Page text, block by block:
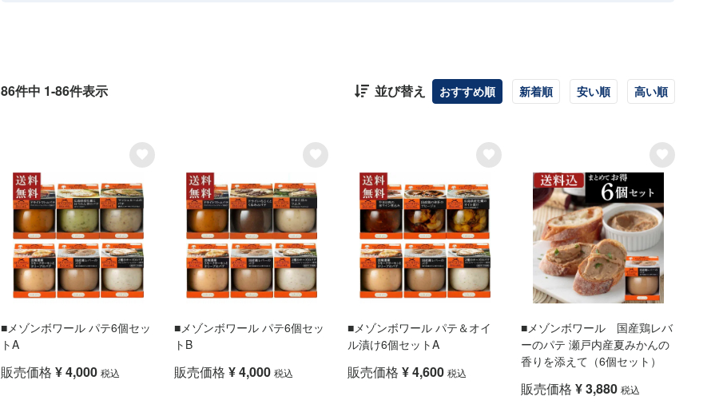
並び替え おすすめ順 新着順 安い順 高い順
86件中 1-86件表示
■メゾンボワール パテ6個セッ
トA
販売価格 ¥4,000 税込
■メゾンボワール パテ6個セッ
トB
販売価格 ¥4,000 税込
■メゾンボワール パテ＆オイ
ル漬け6個セットA
販売価格 ¥4,600 税込
■メゾンボワール 国産鶏レバ
ーのパテ 瀬戸内産夏みかんの
香りを添えて（6個セット）
販売価格 ¥3,880 税込